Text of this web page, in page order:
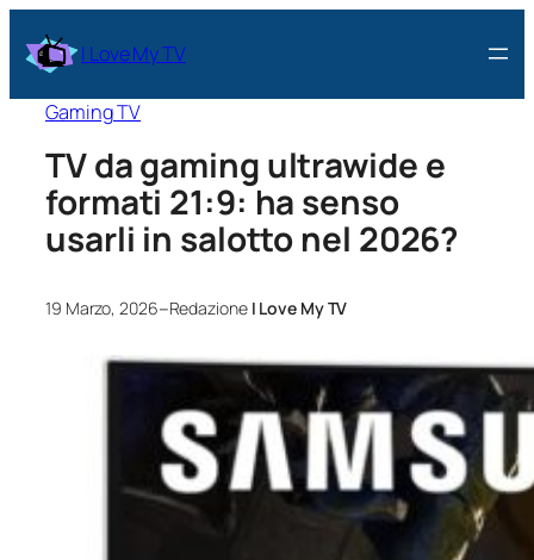
I Love My TV
Gaming TV
TV da gaming ultrawide e
formati 21:9: ha senso
usarli in salotto nel 2026?
19 Marzo, 2026–Redazione I Love My TV